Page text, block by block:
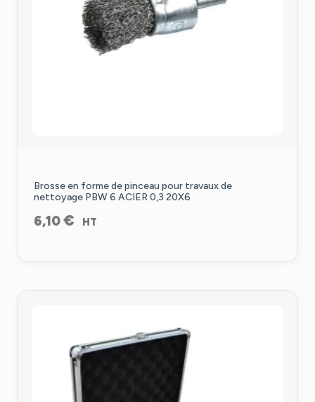
Brosse en forme de pinceau pour travaux de
nettoyage PBW 6 ACIER 0,3 20X6
6,10€ HT